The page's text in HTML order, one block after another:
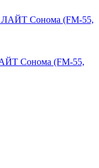
Сонома (FM-55,